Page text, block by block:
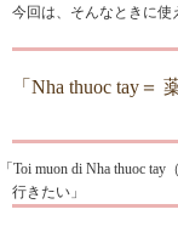
す
ダ
情
報
に
今回は、そんなときに使
「 Nha thuoc tay ＝
「 Toi muon di Nha thuoc tay
行きたい」